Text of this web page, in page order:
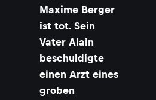
Maxime Berger
ist tot. Sein
Vater Alain
beschuldigte
einen Arzt eines
groben